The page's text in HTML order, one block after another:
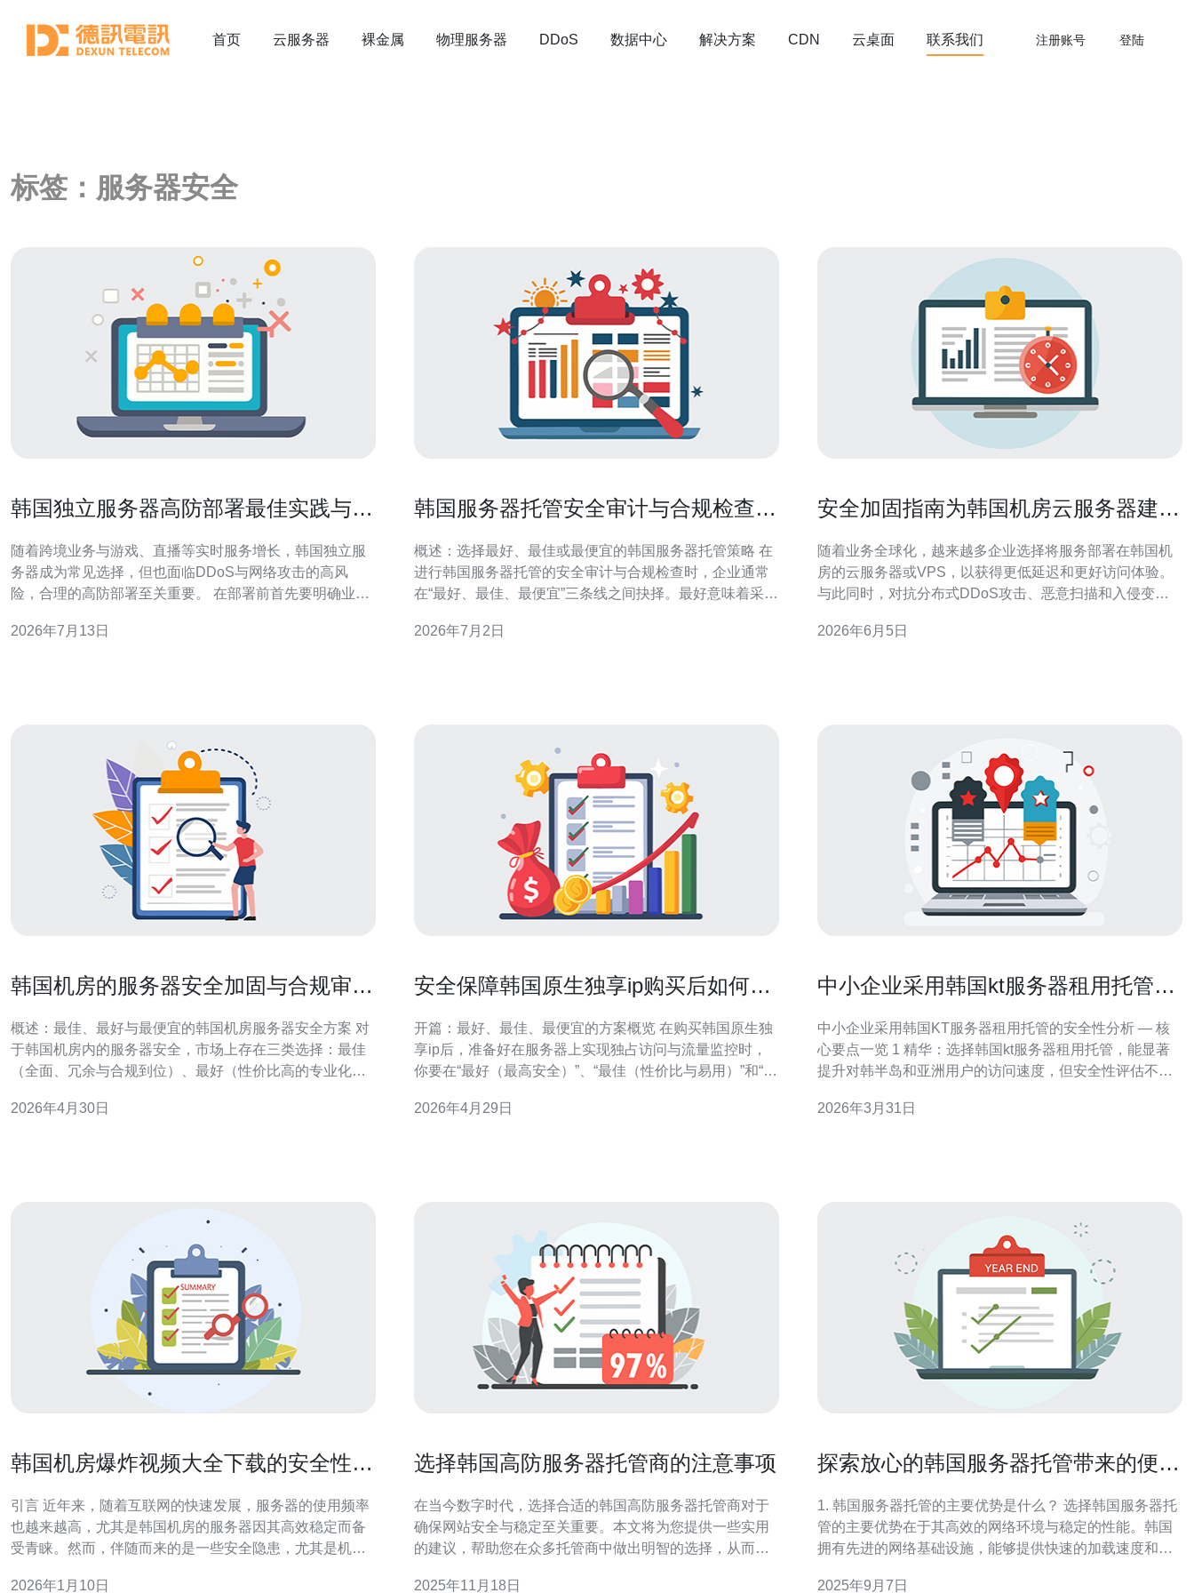
首页 云服务器 裸金属 物理服务器 DDoS 数据中心 解决方案 CDN 云桌面 联系我们 注册账号 登陆
标签：服务器安全
韩国独立服务器高防部署最佳实践与攻
随着跨境业务与游戏、直播等实时服务增长，韩国独立服
务器成为常见选择，但也面临DDoS与网络攻击的高风
险，合理的高防部署至关重要。 在部署前首先要明确业务
求。根据流量特性选择独立服务器或VPS，并购买独立IP
2026年7月13日
韩国服务器托管安全审计与合规检查实
概述：选择最好、最佳或最便宜的韩国服务器托管策略 在
进行韩国服务器托管的安全审计与合规检查时，企业通常
在“最好、最佳、最便宜”三条线之间抉择。最好意味着采用
指性价比高、既满足法规又可持续运维的方案；最便宜则
2026年7月2日
安全加固指南为韩国机房云服务器建立
随着业务全球化，越来越多企业选择将服务部署在韩国机
房的云服务器或VPS，以获得更低延迟和更好访问体验。
与此同时，对抗分布式DDoS攻击、恶意扫描和入侵变得
房云服务器建立完整的安全防护体系，并给出购买与部署
2026年6月5日
韩国机房的服务器安全加固与合规审计
概述：最佳、最好与最便宜的韩国机房服务器安全方案 对
于韩国机房内的服务器安全，市场上存在三类选择：最佳
（全面、冗余与合规到位）、最好（性价比高的专业化方
包括硬件隔离、DDoS 保护、RADIUS/多因素认证和全盘
2026年4月30日
安全保障韩国原生独享ip购买后如何设
开篇：最好、最佳、最便宜的方案概览 在购买韩国原生独
享ip后，准备好在服务器上实现独占访问与流量监控时，
你要在“最好（最高安全）”、“最佳（性价比与易用）”和“最
本地运营商承诺、DDoS防护和24/7支持的韩国机房或托管
2026年4月29日
中小企业采用韩国kt服务器租用托管的
中小企业采用韩国KT服务器租用托管的安全性分析 — 核
心要点一览 1 精华：选择韩国kt服务器租用托管，能显著
提升对韩半岛和亚洲用户的访问速度，但安全性评估不可
优先确认运营商是否具备ISO 27001、SOC类第三方审计
2026年3月31日
韩国机房爆炸视频大全下载的安全性探
引言 近年来，随着互联网的快速发展，服务器的使用频率
也越来越高，尤其是韩国机房的服务器因其高效稳定而备
受青睐。然而，伴随而来的是一些安全隐患，尤其是机房
2026年1月10日
选择韩国高防服务器托管商的注意事项
在当今数字时代，选择合适的韩国高防服务器托管商对于
确保网站安全与稳定至关重要。本文将为您提供一些实用
的建议，帮助您在众多托管商中做出明智的选择，从而提
2025年11月18日
探索放心的韩国服务器托管带来的便利
1. 韩国服务器托管的主要优势是什么？ 选择韩国服务器托
管的主要优势在于其高效的网络环境与稳定的性能。韩国
拥有先进的网络基础设施，能够提供快速的加载速度和低
2025年9月7日